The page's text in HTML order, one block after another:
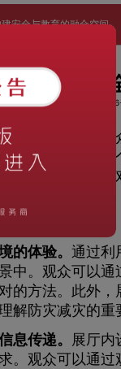
安全与教育的融合空间
计：构建
次数：1182 时间：2023-
台，旨在向公
为人们提供了
制以及适当的
能力。
的体验。 通过利
中。观众可以通
的方法。此外
解防灾减灾的重
息传递。
展厅内
。观众可以通